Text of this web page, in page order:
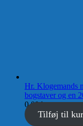
Hr. Klogemands
bogstaver og en
0,00kr.
Tilføj til